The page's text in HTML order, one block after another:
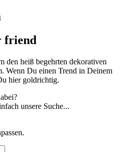
friend
den heiß begehrten dekorativen
Wenn Du einen Trend in Deinem
hier goldrichtig.
unsere Suche...